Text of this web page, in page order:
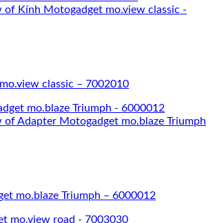
classic – 7002010
mo.blaze Triumph – 6000012